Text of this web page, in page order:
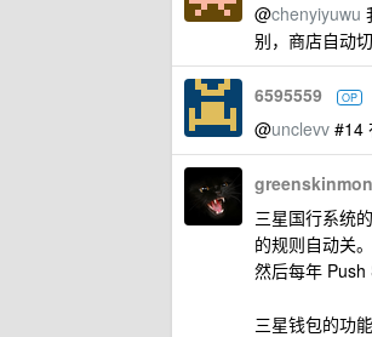
@chenyiyuwu
别，商店自动
6595559 OP
@unclevv #14
三星国行系统
的规则自动关。
然后每年 Push
三星钱包的功